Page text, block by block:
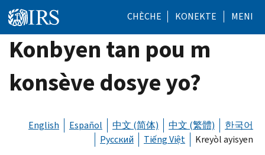
CHÈCHE KONEKTE MENI
Konbyen tan pou m
konsève dosye yo?
English Español 中文 (简体) 中文 (繁體)
한국어
Русский
Tiếng Việt Kreyòl ayisyen